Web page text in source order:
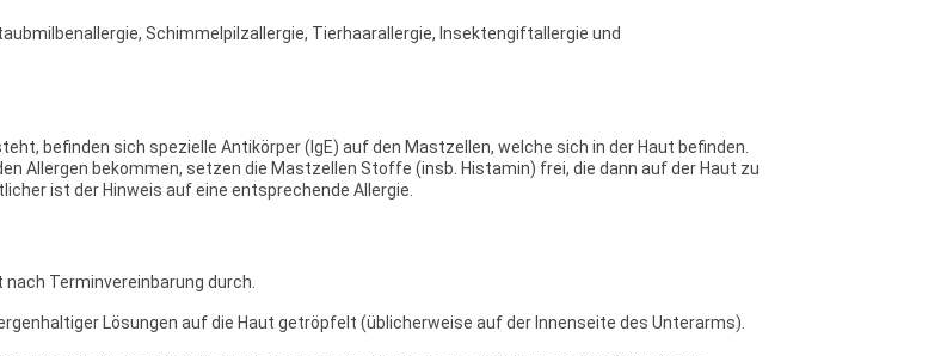
Schimmelpilzallergie, Tierhaarallergie, Insektengiftallergie und
befinden sich spezielle Antikörper (IgE) auf den Mastzellen, welche sich in der Haut befinden.
Allergen bekommen, setzen die Mastzellen Stoffe (insb. Histamin) frei, die dann auf der Haut zu
ist der Hinweis auf eine entsprechende Allergie.
Terminvereinbarung durch.
Lösungen auf die Haut getröpfelt (üblicherweise auf der Innenseite des Unterarms).